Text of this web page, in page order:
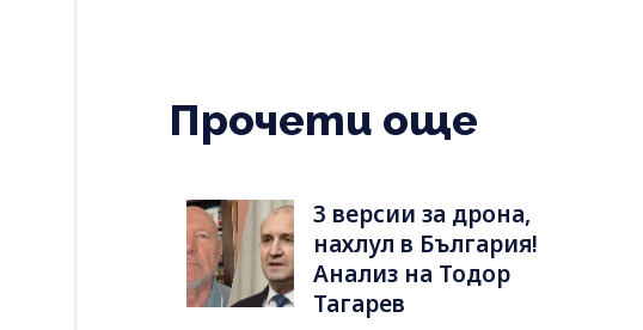
Прочети още
3 версии за дрона,
нахлул в България!
Анализ на Тодор
Тагарев